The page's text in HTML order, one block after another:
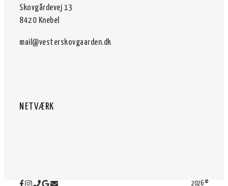
Skovgårdevej 13
8420 Knebel
mail@vesterskovgaarden.dk
NETVÆRK
2026 ©